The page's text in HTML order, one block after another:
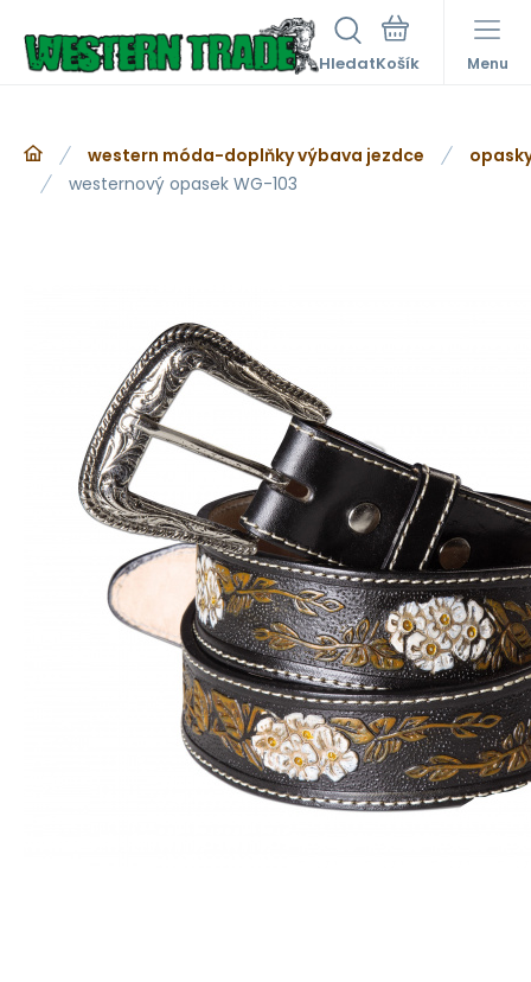
Hledat Menu
western móda-doplňky výbava jezdce
westernový opasek WG-103